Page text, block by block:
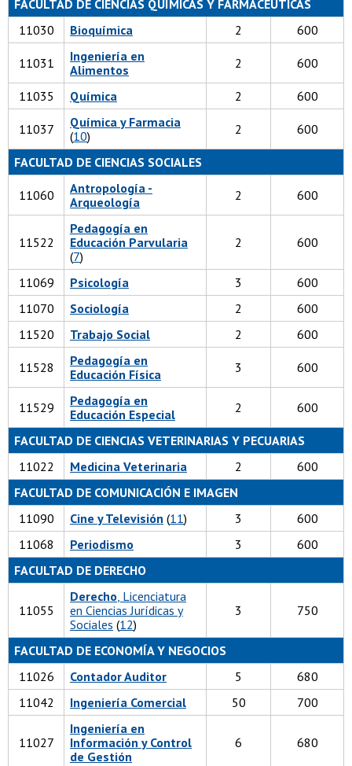
FACULTAD DE CIENCIAS QUÍMICAS Y FARMACÉUTICAS
11030
Bioquímica 2 600
11031
Ingeniería en
Alimentos
2 600
11035 Química 2 600
11037
Química y Farmacia
(10) 2 600
FACULTAD DE CIENCIAS SOCIALES
11060
Antropología -
Arqueología
2 600
11522
Pedagogía en
Educación Parvularia
(7)
2 600
11069 Psicología 3
600
11070
Sociología 2
600
11520
Trabajo Social 2 600
11528
Pedagogía en
Educación Física
3 600
11529
Pedagogía en
Educación Especial
2 600
FACULTAD DE CIENCIAS VETERINARIAS Y PECUARIAS
11022
Medicina Veterinaria 2
600
FACULTAD DE COMUNICACIÓN E IMAGEN
11090
Cine y Televisión (11) 3
600
11068
Periodismo 3
600
FACULTAD DE DERECHO
11055
Derecho, Licenciatura
en Ciencias Jurídicas y
Sociales (12)
3 750
FACULTAD DE ECONOMÍA Y NEGOCIOS
11026
Contador Auditor 5
680
11042
Ingeniería Comercial 50 700
11027
Ingeniería en
Información y Control
de Gestión
6 680